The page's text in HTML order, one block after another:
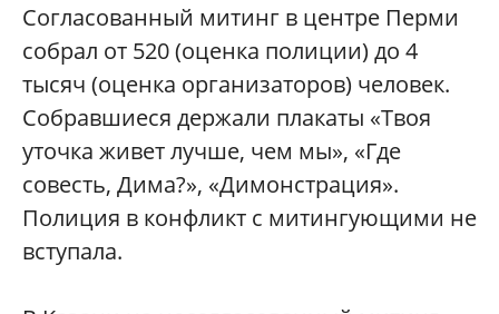
Согласованный митинг в центре Перми
собрал от 520 (оценка полиции) до 4
тысяч (оценка организаторов) человек.
Собравшиеся держали плакаты «Твоя
уточка живет лучше, чем мы», «Где
совесть, Дима?», «Димонстрация».
Полиция в конфликт с митингующими не
вступала.